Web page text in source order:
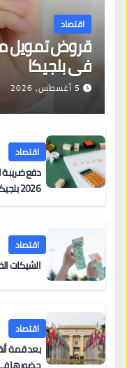
اقتصاد
قروض تمويل
في بلجيكا
5 أغسطس، 2026
اقتصاد
دفع ضريبة
2026 بلجيكا
اقتصاد
الشيكات
اقتصاد
بعد قمة